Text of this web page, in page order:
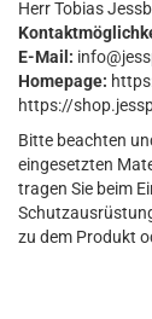
Herr Tobias
E-Mail:
Homepage:
https://
Bitte beachten
eingesetzten
tragen Sie beim
zu dem Produkt